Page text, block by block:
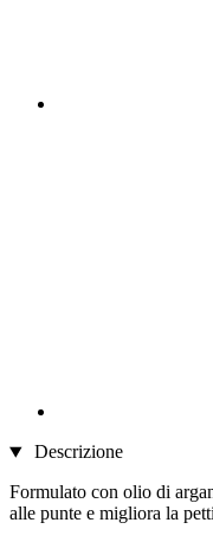
Descrizione
Formulato con olio di
alle punte e migliora la